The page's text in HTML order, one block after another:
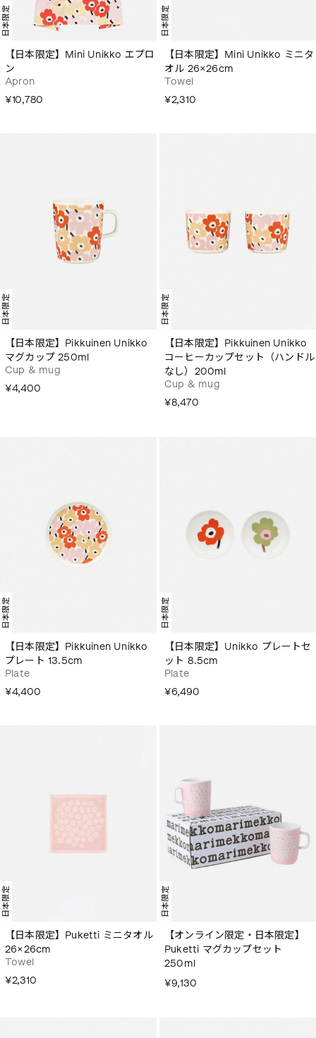
日本限定
【日本限定】Mini Unikko エプロ
ン
Apron
¥10,780
日本限定
【日本限定】Mini Unikko ミニタ
オル 26×26cm
Towel
¥2,310
日本限定
【日本限定】Pikkuinen Unikko
マグカップ 250ml
Cup & mug
¥4,400
日本限定
【日本限定】Pikkuinen Unikko
コーヒーカップセット（ハンドル
なし）200ml
Cup & mug
¥8,470
日本限定
【日本限定】Pikkuinen Unikko
プレート 13.5cm
Plate
¥4,400
日本限定
【日本限定】Unikko プレートセ
ット 8.5cm
Plate
¥6,490
日本限定
【日本限定】Puketti ミニタオル
26×26cm
Towel
¥2,310
日本限定
【オンライン限定・日本限定】
Puketti マグカップセット
250ml
¥9,130